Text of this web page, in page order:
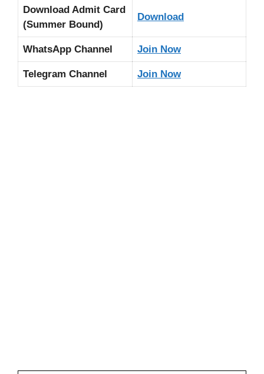
Download Admit Card
(Summer Bound)
Download
WhatsApp Channel Join Now
Telegram Channel Join Now